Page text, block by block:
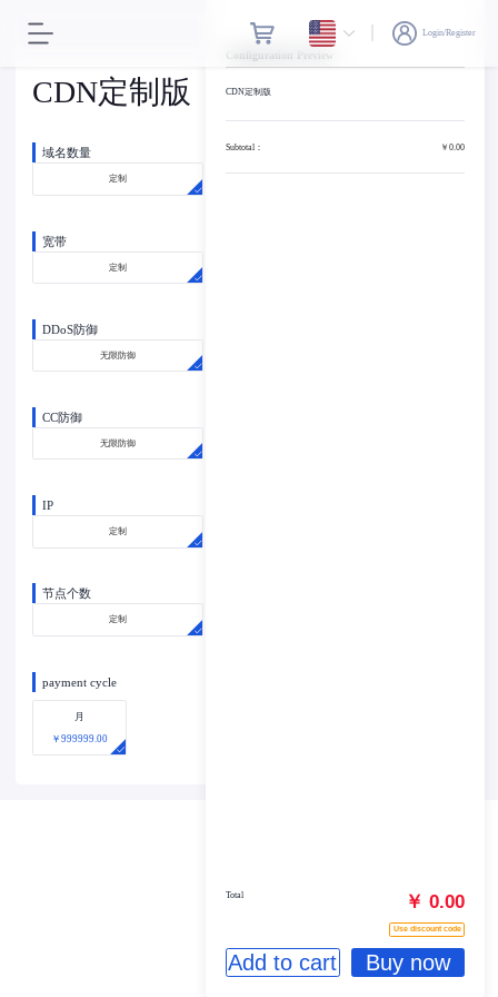
Login/Register
CDN定制版
域名数量
定制
宽带
定制
DDoS防御
无限防御
CC防御
无限防御
IP
定制
节点个数
定制
payment cycle
月
￥999999.00
Configuration Preview
CDN定制版
Subtotal： ￥0.00
Total ￥ 0.00
Use discount code
Add to cart Buy now